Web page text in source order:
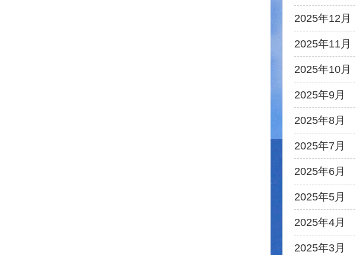
2025年12月
2025年11月
2025年10月
2025年9月
2025年8月
2025年7月
2025年6月
2025年5月
2025年4月
2025年3月